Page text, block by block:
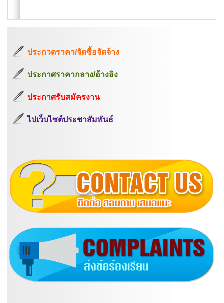
ประกวดราคา/จัดซื้อจัดจ้าง
ประกาศราคากลาง/อ้างอิง
ประกาศรับสมัครงาน
ไปเว็บไซต์ประชาสัมพันธ์